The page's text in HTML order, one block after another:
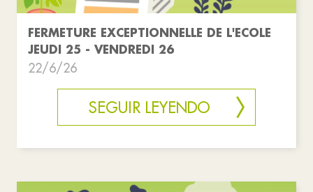
FERMETURE EXCEPTIONNELLE DE L'ECOLE
JEUDI 25 - VENDREDI 26
22/6/26
SEGUIR LEYENDO